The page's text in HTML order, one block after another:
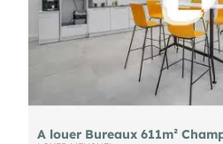
A louer Bureaux 611m²